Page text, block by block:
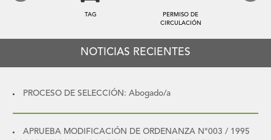
TAG
PERMISO DE
CIRCULACIÓN
NOTICIAS RECIENTES
PROCESO DE SELECCIÓN: Abogado/a
APRUEBA MODIFICACIÓN DE ORDENANZA N°003 / 1995